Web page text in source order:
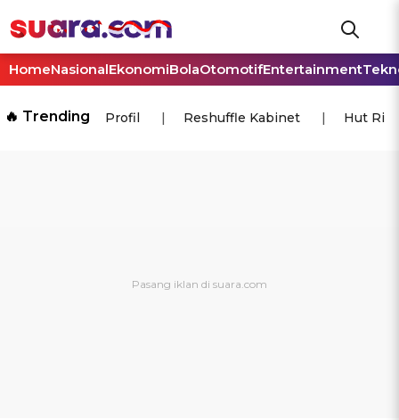
HomeNasionalEkonomiBolaOtomotifEntertainment
🔥 Trending Profil Reshuffle Kabinet Hut Ri